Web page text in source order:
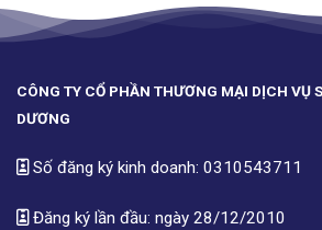
CÔNG TY CỔ PHẦN THƯƠNG MẠI DỊCH VỤ
DƯƠNG
Số đăng ký kinh doanh: 0310543711
Đăng ký lần đầu: ngày 28/12/2010